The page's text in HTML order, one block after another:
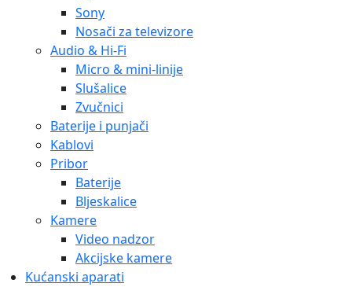
Sony
Nosači za televizore
Audio & Hi-Fi
Micro & mini-linije
Slušalice
Zvučnici
Baterije i punjači
Kablovi
Pribor
Baterije
Bljeskalice
Kamere
Video nadzor
Akcijske kamere
Kućanski aparati